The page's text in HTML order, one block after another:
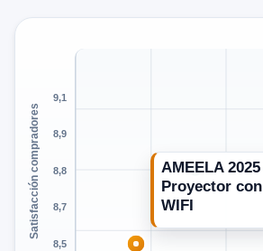
Satisfacción compradores
8,5
8,7
8,8
8,9
9,1
AMEELA 2025
Proyector con
WIFI